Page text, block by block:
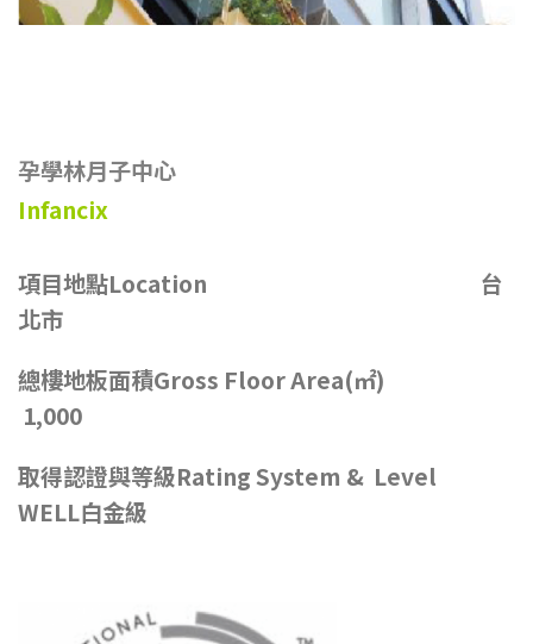
孕學林月子中心
Infancix
項目地點Location 台
北市
總樓地板面積Gross Floor Area(㎡)
1,000
取得認證與等級Rating System & Level
WELL白金級